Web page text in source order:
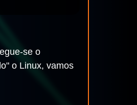
se o
o Linux, vamos